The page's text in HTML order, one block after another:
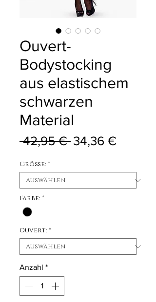
Ouvert-
Bodystocking
aus elastischem
schwarzen
Material
42,95 € Standardpreis
34,36 €Sale-
Größe: *
Farbe: *
Ouvert: *
Anzahl *